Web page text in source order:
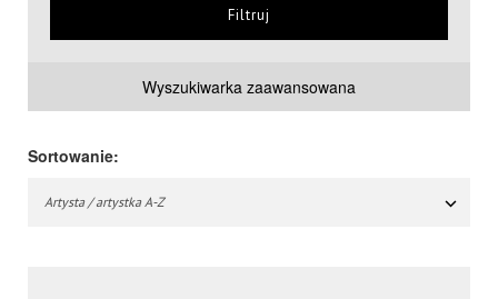
Filtruj
Wyszukiwarka zaawansowana
Sortowanie:
Artysta / artystka A-Z